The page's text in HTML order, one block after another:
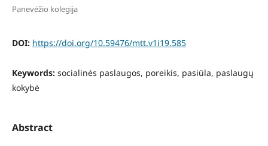
Panevėžio kolegija
DOI: https://doi.org/10.59476/mtt.v1i19.585
Keywords: socialinės paslaugos, poreikis, pasiūla, paslaugų
kokybė
Abstract